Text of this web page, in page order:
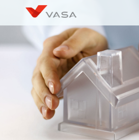
contenido